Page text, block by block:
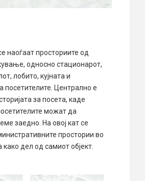
наоѓаат просториите од
односно стационарот,
лобито, кујната и
посетителите. Централно е
за посета, каде
можат да
заедно. На овој кат се
простории во
како дел од самиот објект.